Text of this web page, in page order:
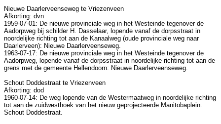
Nieuwe Daarlerveenseweg te Vriezenveen
Afkorting: dvn
1959-07-01: De nieuwe provinciale weg in het Westeinde tegenover de
Aadorpweg bij schilder H. Dasselaar, lopende vanaf de dorpsstraat in
noordelijke richting tot aan de Kanaalweg (oude provinciale weg naar
Daarlerveen): Nieuwe Daarlerveenseweg.
1963-07-17: De nieuwe provinciale weg in het Westeinde tegenover de
Aadorpweg, lopende vanaf de dorpsstraat in noordelijke richting tot aan de
grens met de gemeente Hellendoorn: Nieuwe Daarlerveenseweg.
Schout Doddestraat te Vriezenveen
Afkorting: dod
1960-07-14: De weg lopende van de Westermaatweg in noordelijke richting
tot aan de zuidwesthoek van het nieuw geprojecteerde Manitobaplein:
Schout Doddestraat.